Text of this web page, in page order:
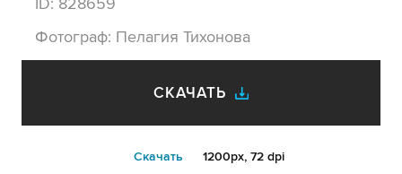
Фотограф: Пелагия Тихонова
СКАЧАТЬ
Cкачать 1200px, 72 dpi